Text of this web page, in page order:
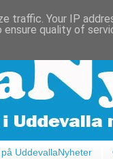
UddevallaNyheter
traffic. Your IP
quality of